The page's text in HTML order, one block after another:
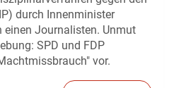
durch Innenminister
einen Journalisten. Unmut
SPD und FDP
vor.